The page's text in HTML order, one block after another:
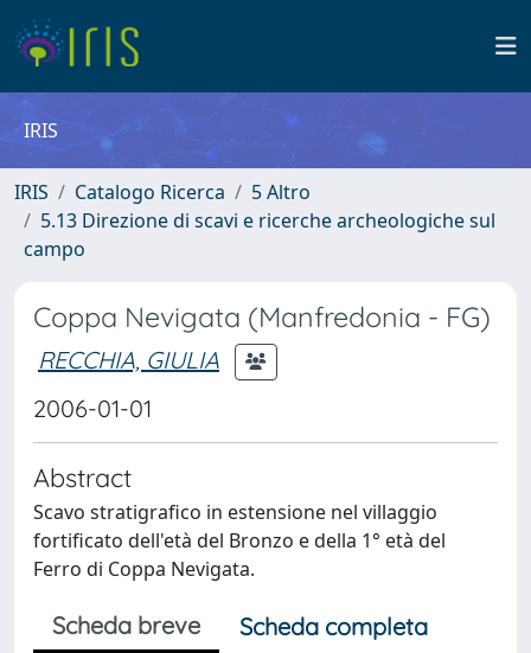
IRIS
IRIS Catalogo Ricerca
5 Altro
5.13 Direzione di scavi e ricerche archeologiche sul
campo
Coppa Nevigata (Manfredonia - FG)
RECCHIA, GIULIA
2006-01-01
Abstract
Scavo stratigrafico in estensione nel villaggio
fortificato dell'età del Bronzo e della 1° età del
Ferro di Coppa Nevigata.
Scheda breve
Scheda completa